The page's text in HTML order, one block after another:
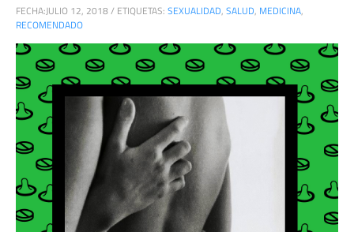
FECHA:JULIO 12, 2018/ ETIQUETAS: SEXUALIDAD, SALUD, MEDICINA,
RECOMENDADO